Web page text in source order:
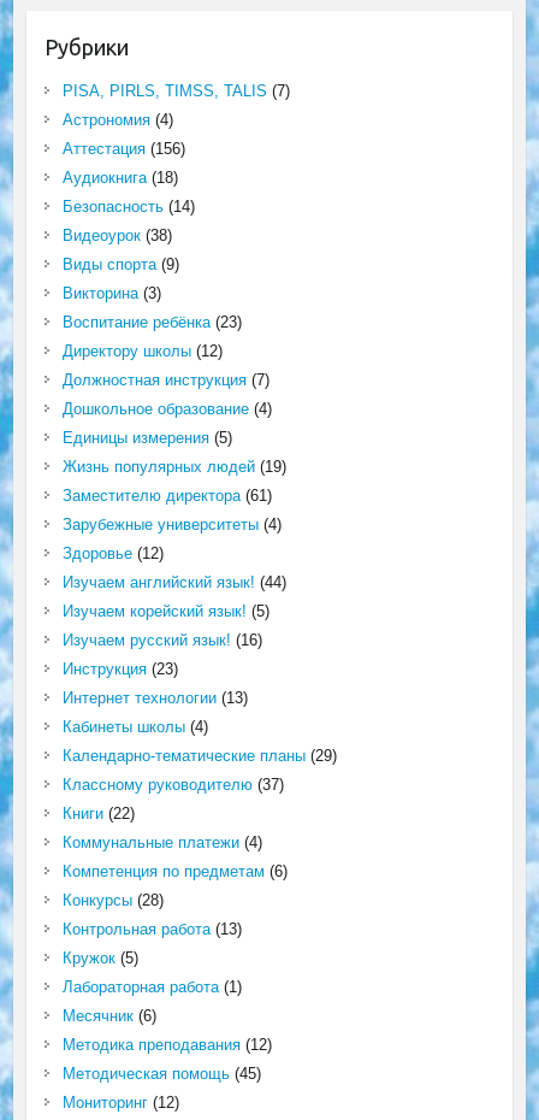
Рубрики
PISA, PIRLS, TIMSS, TALIS (7)
Астрономия(4)
Аттестация(156)
Аудиокнига(18)
Безопасность(14)
Видеоурок(38)
Виды спорта(9)
Викторина(3)
Воспитание ребёнка(23)
Директору школы(12)
Должностная инструкция(7)
Дошкольное образование(4)
Единицы измерения(5)
Жизнь популярных людей(19)
Заместителю директора(61)
Зарубежные университеты(4)
Здоровье(12)
Изучаем английский язык! (44)
Изучаем корейский язык! (5)
Изучаем русский язык! (16)
Инструкция(23)
Интернет технологии(13)
Кабинеты школы(4)
Календарно-тематические планы(29)
Классному руководителю(37)
Книги(22)
Коммунальные платежи(4)
Компетенция по предметам (6)
Конкурсы(28)
Контрольная работа(13)
Кружок(5)
Лабораторная работа(1)
Месячник(6)
Методика преподавания(12)
Методическая помощь(45)
Мониторинг(12)